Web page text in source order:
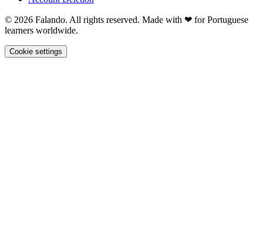
© 2026 Falando. All rights reserved. Made with ❤ for Portuguese
learners worldwide.
Cookie settings